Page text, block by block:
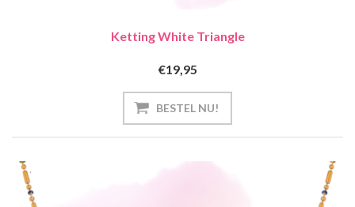
Ketting White Triangle
€19,95